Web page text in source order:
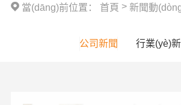
當(dāng)前位置： 首頁 > 新聞動
公司新聞 行業(yè)